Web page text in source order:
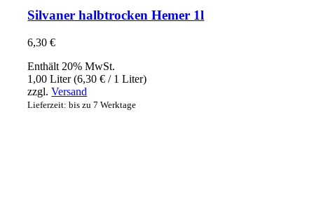
Silvaner halbtrocken Hemer 1l
6,30€
Enthält 20% MwSt.
1,00 Liter (6,30€ / 1 Liter)
zzgl.Versand
Lieferzeit: bis zu 7 Werktage